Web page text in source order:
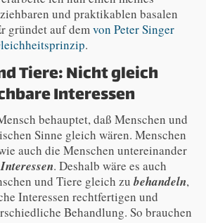
und praktikablen basalen
gründet auf demvon Peter Singer
.
Tiere: Nicht gleich
Interessen
behauptet, daß Menschen und
Sinne gleich wären. Menschen
auch die Menschen untereinander
. Deshalb wäre es auch
und Tiere gleich zubehandeln,
Interessen rechtfertigen und
Behandlung. So brauchen